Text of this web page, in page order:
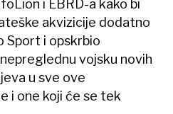
i EBRD-a kako bi
akvizicije dodatno
Sport i opskrbio
vojsku novih
u sve ove
i one koji će se tek